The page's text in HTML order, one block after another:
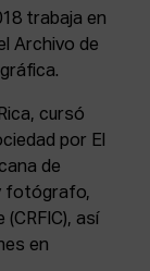
trabaja en
Archivo de
cursó
por El
de
fotógrafo,
así
en